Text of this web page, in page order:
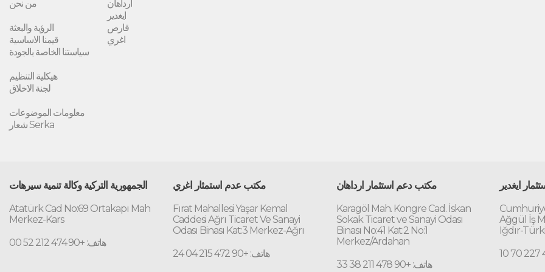
من نحن
الرؤية والبعثة
قيمنا الاساسية
سياستنا الخاصة بالجودة
هيكلية التنظيم
لجنة الاخلاق
معلومات الموضوعات
شعار Serka
ارداهان
ايغدير
قارص
اغري
الجمهورية التركية وكالة تنمية سيرهات
Atatürk Cad No:69 Ortakapı Mah
Merkez-Kars
هاتف: +90 474 212 52 00
مكتب عدم استمثار اغري
Fırat Mahallesi Yaşar Kemal
Caddesi Ağrı Ticaret Ve Sanayi
Odası Binası Kat:3 Merkez-Ağrı
هاتف: +90 472 215 04 24
مكتب دعم استثمار ارداهان
Karagöl Mah. Kongre Cad. İskan
Sokak Ticaret ve Sanayi Odası
Binası No:41 Kat:2 No:1
Merkez/Ardahan
هاتف: +90 478 211 38 33
ايغدير
Ağgül İş
Iğdır-